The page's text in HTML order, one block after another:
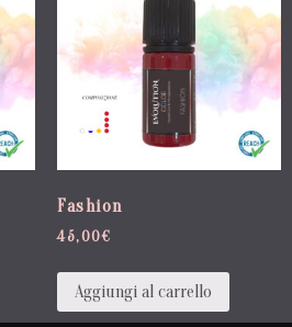
Fashion
45,00€
Aggiungi al carrello